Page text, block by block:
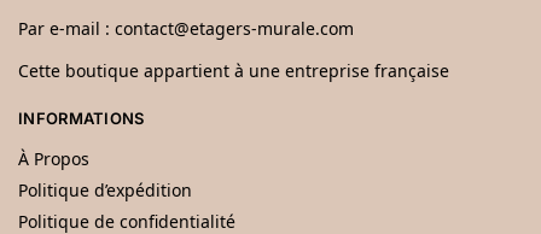
Par e-mail : contact@etagers-murale.com
Cette boutique appartient à une entreprise française
INFORMATIONS
À Propos
Politique d’expédition
Politique de confidentialité